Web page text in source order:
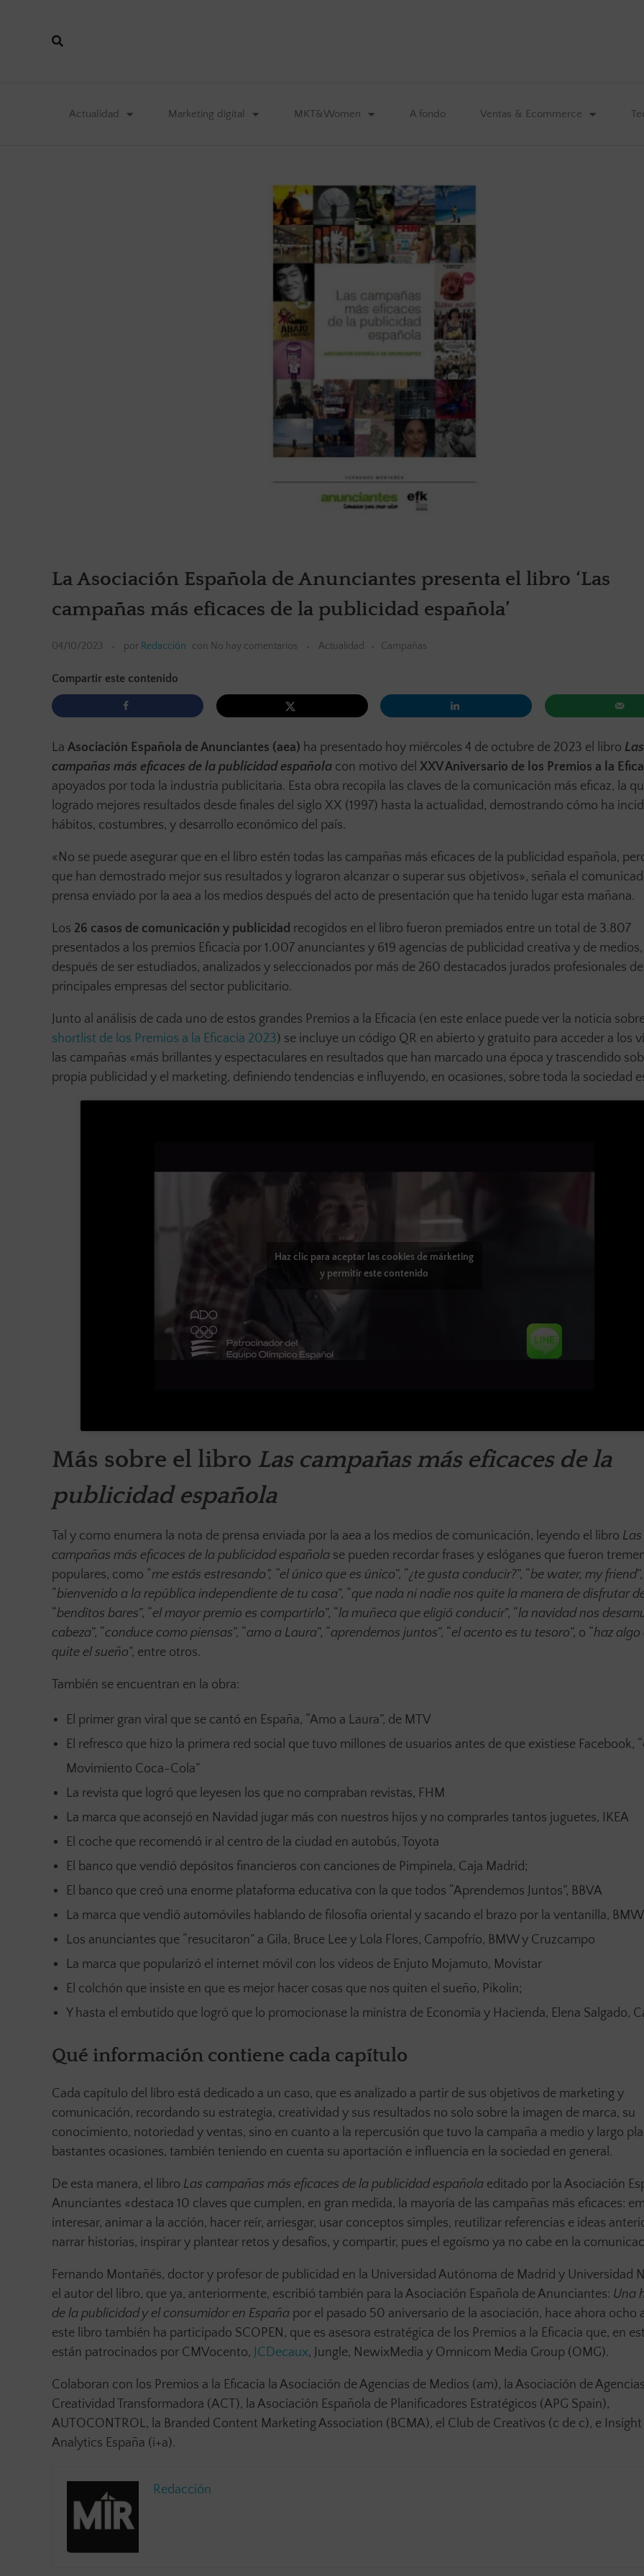
Actualidad Marketing digital MKT&Women A fondo Ventas & Ecommerce
La Asociación Española de Anunciantes presenta el libro ‘Las
campañas más eficaces de la publicidad española’
04/10/2023 por Redacción con No hay comentarios Actualidad Campañas
Compartir este contenido
La Asociación Española de Anunciantes (aea) ha presentado hoy miércoles 4 de octubre de 2023 el libro Las
campañas más eficaces de la publicidad española con motivo del XXV Aniversario de los Premios a la
apoyados por toda la industria publicitaria. Esta obra recopila las claves de la comunicación más eficaz, la
logrado mejores resultados desde finales del siglo XX (1997) hasta la actualidad, demostrando cómo ha
hábitos, costumbres, y desarrollo económico del país.
«No se puede asegurar que en el libro estén todas las campañas más eficaces de la publicidad española,
que han demostrado mejor sus resultados y lograron alcanzar o superar sus objetivos», señala el
prensa enviado por la aea a los medios después del acto de presentación que ha tenido lugar esta mañana.
Los 26 casos de comunicación y publicidad recogidos en el libro fueron premiados entre un total de 3.807
presentados a los premios Eficacia por 1.007 anunciantes y 619 agencias de publicidad creativa y de
después de ser estudiados, analizados y seleccionados por más de 260 destacados jurados profesionales
principales empresas del sector publicitario.
Junto al análisis de cada uno de estos grandes Premios a la Eficacia (en este enlace puede ver la noticia
shortlist de los Premios a la Eficacia 2023) se incluye un código QR en abierto y gratuito para acceder a los
las campañas «más brillantes y espectaculares en resultados que han marcado una época y trascendido
propia publicidad y el marketing, definiendo tendencias e influyendo, en ocasiones, sobre toda la sociedad
Haz clic para aceptar las cookies de márketing
y permitir este contenido
Más sobre el libro Las campañas más eficaces de la
publicidad española
Tal y como enumera la nota de prensa enviada por la aea a los medios de comunicación, leyendo el libro Las
campañas más eficaces de la publicidad española se pueden recordar frases y eslóganes que fueron
populares, como “me estás estresando”, “el único que es único”, “¿te gusta conducir?”, “be water, my friend”,
“bienvenido a la república independiente de tu casa”, “que nada ni nadie nos quite la manera de disfrutar
“benditos bares”, “el mayor premio es compartirlo”, “la muñeca que eligió conducir”, “la navidad nos
cabeza”, “conduce como piensas”, “amo a Laura”, “aprendemos juntos”, “el acento es tu tesoro”, o “haz algo
quite el sueño”, entre otros.
También se encuentran en la obra:
El primer gran viral que se cantó en España, “Amo a Laura”, de MTV
El refresco que hizo la primera red social que tuvo millones de usuarios antes de que existiese Facebook,
Movimiento Coca-Cola”
La revista que logró que leyesen los que no compraban revistas, FHM
La marca que aconsejó en Navidad jugar más con nuestros hijos y no comprarles tantos juguetes, IKEA
El coche que recomendó ir al centro de la ciudad en autobús, Toyota
El banco que vendió depósitos financieros con canciones de Pimpinela, Caja Madrid;
El banco que creó una enorme plataforma educativa con la que todos “Aprendemos Juntos”, BBVA
La marca que vendió automóviles hablando de filosofía oriental y sacando el brazo por la ventanilla, BMW
Los anunciantes que “resucitaron” a Gila, Bruce Lee y Lola Flores, Campofrío, BMW y Cruzcampo
La marca que popularizó el internet móvil con los vídeos de Enjuto Mojamuto, Movistar
El colchón que insiste en que es mejor hacer cosas que nos quiten el sueño, Pikolin;
Y hasta el embutido que logró que lo promocionase la ministra de Economía y Hacienda, Elena Salgado,
Qué información contiene cada capítulo
Cada capítulo del libro está dedicado a un caso, que es analizado a partir de sus objetivos de marketing y
comunicación, recordando su estrategia, creatividad y sus resultados no solo sobre la imagen de marca, su
conocimiento, notoriedad y ventas, sino en cuanto a la repercusión que tuvo la campaña a medio y largo
bastantes ocasiones, también teniendo en cuenta su aportación e influencia en la sociedad en general.
De esta manera, el libro Las campañas más eficaces de la publicidad española editado por la Asociación
Anunciantes «destaca 10 claves que cumplen, en gran medida, la mayoría de las campañas más eficaces:
interesar, animar a la acción, hacer reír, arriesgar, usar conceptos simples, reutilizar referencias e ideas
narrar historias, inspirar y plantear retos y desafíos, y compartir, pues el egoísmo ya no cabe en la
Fernando Montañés, doctor y profesor de publicidad en la Universidad Autónoma de Madrid y Universidad
el autor del libro, que ya, anteriormente, escribió también para la Asociación Española de Anunciantes: Una
de la publicidad y el consumidor en España por el pasado 50 aniversario de la asociación, hace ahora ocho
este libro también ha participado SCOPEN, que es asesora estratégica de los Premios a la Eficacia que, en
están patrocinados por CMVocento, JCDecaux, Jungle, NewixMedia y Omnicom Media Group (OMG).
Colaboran con los Premios a la Eficacia la Asociación de Agencias de Medios (am), la Asociación de
Creatividad Transformadora (ACT), la Asociación Española de Planificadores Estratégicos (APG Spain),
AUTOCONTROL, la Branded Content Marketing Association (BCMA), el Club de Creativos (c de c), e Insight
Analytics España (i+a).
Redacción